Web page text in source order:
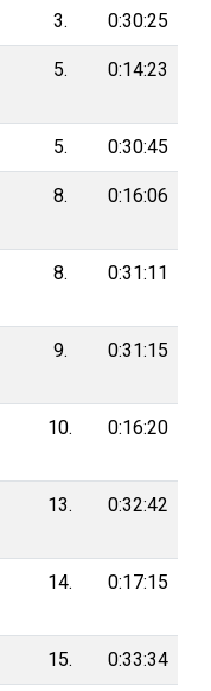
3. 0:30:25
5. 0:14:23
5. 0:30:45
8. 0:16:06
8. 0:31:11
9. 0:31:15
10. 0:16:20
13. 0:32:42
14. 0:17:15
15. 0:33:34